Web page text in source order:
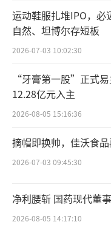
向合作伙伴的交
提升经营信心与
码开瓶同比增
8%，终端动销呈
运动鞋服扎堆IPO，必
自然、坦博尔存短板
2026-07-03 10:02:30
“牙膏第一股”正式
12.28亿元入主
2026-08-05 15:16:36
摘帽即换帅，佳沃食品
2026-07-03 09:45:30
净利腰斩 国药现代董
2026-08-05 14:17:10